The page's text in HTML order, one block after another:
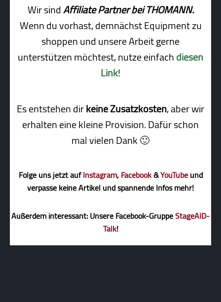
Wir sindAffiliate Partner bei THOMANN.
Wenn du vorhast, demnächst Equipment zu
shoppen und unsere Arbeit gerne
unterstützen möchtest, nutze einfachdiesen
Link!
Es entstehen dirkeine Zusatzkosten, aber wir
erhalten eine kleine Pro­vi­sion. Dafür schon
mal vielen Dank 🙂
Folge uns jetzt aufInstagram,Facebook&YouTubeund
verpasse keine Artikel und spannende Infos mehr!
Außerdem interessant: Unsere Facebook-GruppeStageAID-
Talk!